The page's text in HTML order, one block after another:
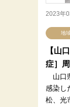
2023年
地域
【山
症］
山口
感染し
松、光